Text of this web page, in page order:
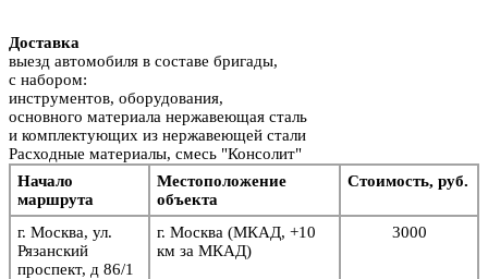
Доставка
выезд автомобиля в составе бригады,
с набором:
инструментов, оборудования,
основного материала нержавеющая сталь
и комплектующих из нержавеющей стали
Расходные материалы, смесь "Консолит"
Начало
маршрута
Местоположение
объекта
Стоимость, руб.
г. Москва, ул.
Рязанский
проспект, д 86/1
г. Москва (МКАД, +10
км за МКАД)
3000